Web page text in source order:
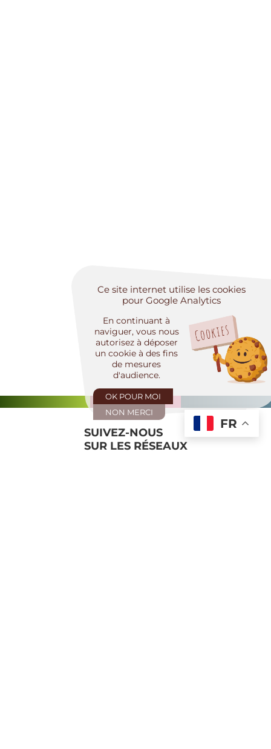
Ce site internet utilise les cookies
pour Google Analytics
En continuant à
naviguer, vous nous
autorisez à déposer
un cookie à des fins
de mesures
d'audience.
OK POUR MOI
NON MERCI
SUIVEZ-NOUS
SUR LES RÉSEAUX
FR